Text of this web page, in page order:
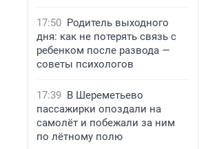
17:50 Родитель выходного
дня: как не потерять связь с
ребенком после развода —
советы психологов
17:39 В Шереметьево
пассажирки опоздали на
самолёт и побежали за ним
по лётному полю